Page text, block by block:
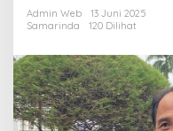
Admin Web
13 Juni 2025
Samarinda
120 Dilihat